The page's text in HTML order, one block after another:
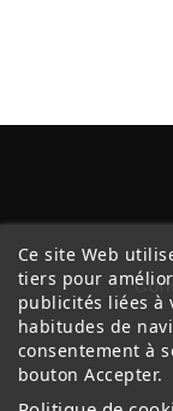
Ce site Web
tiers pour
publicités liées à
habitudes de
consentement à
bouton Accepter.